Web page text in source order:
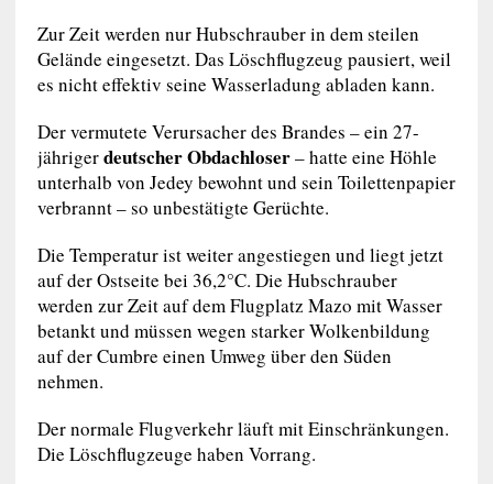
Zur Zeit werden nur Hubschrauber in dem steilen
Gelände eingesetzt. Das Löschflugzeug pausiert, weil
es nicht effektiv seine Wasserladung abladen kann.
Der vermutete Verursacher des Brandes – ein 27-
jährigerdeutscher Obdachloser– hatte eine Höhle
unterhalb von Jedey bewohnt und sein Toilettenpapier
verbrannt – so unbestätigte Gerüchte.
Die Temperatur ist weiter angestiegen und liegt jetzt
auf der Ostseite bei 36,2°C. Die Hubschrauber
werden zur Zeit auf dem Flugplatz Mazo mit Wasser
betankt und müssen wegen starker Wolkenbildung
auf der Cumbre einen Umweg über den Süden
nehmen.
Der normale Flugverkehr läuft mit Einschränkungen.
Die Löschflugzeuge haben Vorrang.